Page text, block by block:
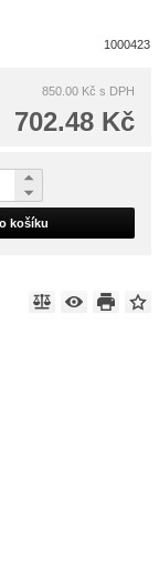
1000423
850.00 Kč s DPH
702.48 Kč
košíku